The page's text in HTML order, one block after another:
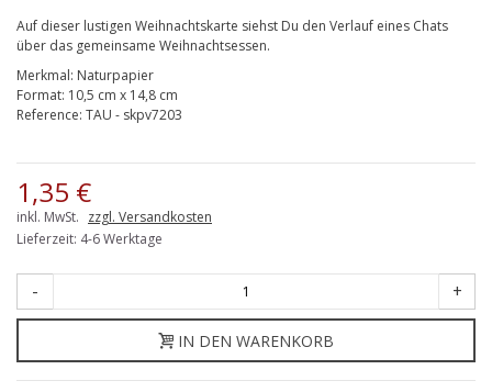
Auf dieser lustigen Weihnachtskarte siehst Du den Verlauf eines Chats
über das gemeinsame Weihnachtsessen.
Merkmal: Naturpapier
Format: 10,5 cm x 14,8 cm
Reference: TAU - skpv7203
1,35 €
inkl. MwSt. zzgl. Versandkosten
Lieferzeit: 4-6 Werktage
- +
IN DEN WARENKORB